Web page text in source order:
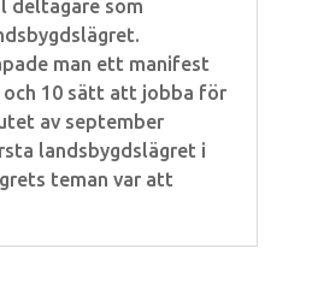
deltagare som
man ett manifest
10 sätt att jobba för
av september
landsbygdslägret i
teman var att